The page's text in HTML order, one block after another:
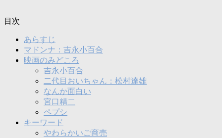
目次
あらすじ
マドンナ：吉永小百合
映画のみどころ
吉永小百合
二代目おいちゃん：松村達雄
なんか面白い
宮口精二
ペプシ
キーワード
やわらかいご商売